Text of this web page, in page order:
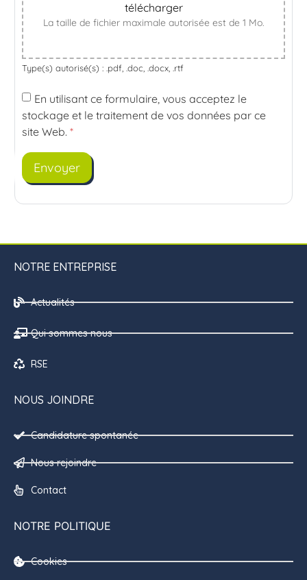
télécharger
La taille de fichier maximale autorisée est de 1 Mo.
Type(s) autorisé(s) : .pdf, .doc, .docx, .rtf
En utilisant ce formulaire, vous acceptez le
stockage et le traitement de vos données par ce
site Web. *
NOTRE ENTREPRISE
Actualités
Qui sommes nous
RSE
NOUS JOINDRE
Candidature spontanée
Nous rejoindre
Contact
NOTRE POLITIQUE
Cookies